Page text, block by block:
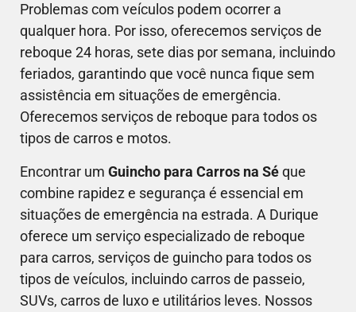
Problemas com veículos podem ocorrer a
qualquer hora. Por isso, oferecemos serviços de
reboque 24 horas, sete dias por semana, incluindo
feriados, garantindo que você nunca fique sem
assistência em situações de emergência.
Oferecemos serviços de reboque para todos os
tipos de carros e motos.
Encontrar um Guincho para Carros na Séque
combine rapidez e segurança é essencial em
situações de emergência na estrada. A Durique
oferece um serviço especializado de reboque
para carros, serviços de guincho para todos os
tipos de veículos, incluindo carros de passeio,
SUVs, carros de luxo e utilitários leves. Nossos